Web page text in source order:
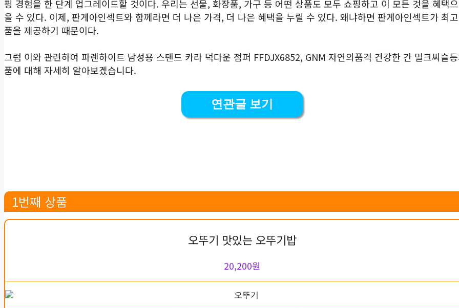
핑 경험을 한 단계 업그레이드할 것이다. 우리는 선물, 화장품, 가구 등 어떤 상품도 모두 쇼핑하고 이 모든 것을 혜택
을 수 있다. 이제, 판게아인섹트와 함께라면 더 나은 가격, 더 나은 혜택을 누릴 수 있다. 왜냐하면 판게아인섹트가 최
품을 제공하기 때문이다.
그럼 이와 관련하여 파렌하이트 남성용 스탠드 카라 덕다운 점퍼 FFDJX6852, GNM 자연의품격 건강한 간 밀크씨슬
품에 대해 자세히 알아보겠습니다.
연관글 보기
1번째 상품
오뚜기 맛있는 오뚜기밥
20,200원